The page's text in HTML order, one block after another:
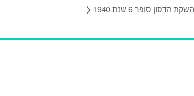
השקת הדסון סופר 6 שנת 1940